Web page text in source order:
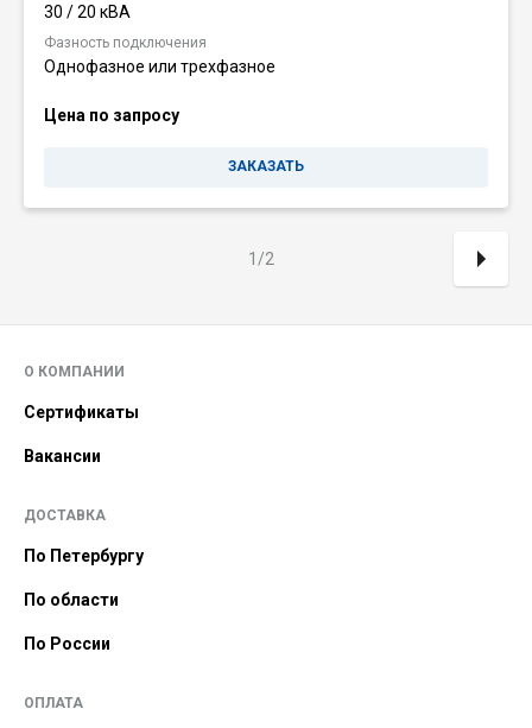
30 / 20 кВА
Фазность подключения
Однофазное или трехфазное
Цена по запросу
ЗАКАЗАТЬ
1/2
О КОМПАНИИ
Сертификаты
Вакансии
ДОСТАВКА
По Петербургу
По области
По России
ОПЛАТА